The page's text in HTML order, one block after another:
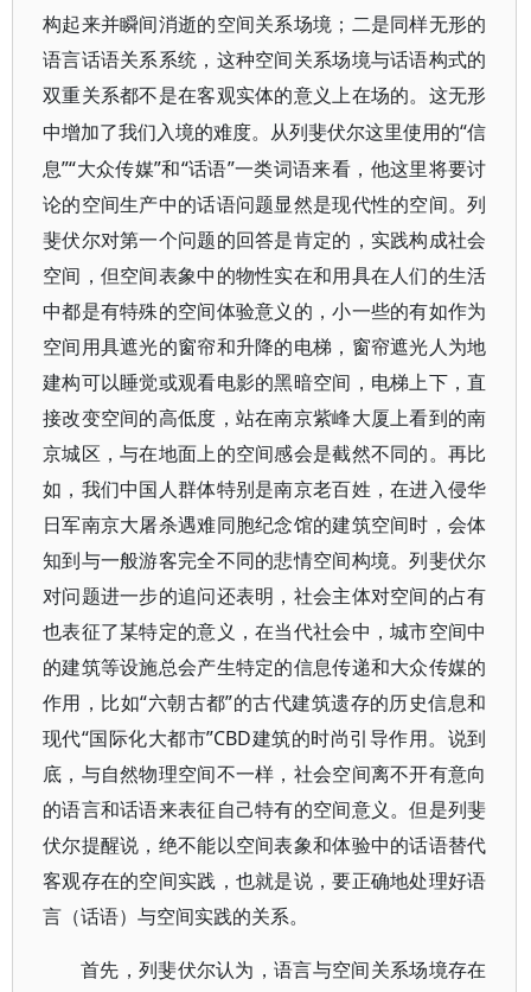
构起来并瞬间消逝的空间关系场境；二是同样无形的
语言话语关系系统，这种空间关系场境与话语构式的
双重关系都不是在客观实体的意义上在场的。这无形
中增加了我们入境的难度。从列斐伏尔这里使用的“信
息”“大众传媒”和“话语”一类词语来看，他这里将要讨
论的空间生产中的话语问题显然是现代性的空间。列
斐伏尔对第一个问题的回答是肯定的，实践构成社会
空间，但空间表象中的物性实在和用具在人们的生活
中都是有特殊的空间体验意义的，小一些的有如作为
空间用具遮光的窗帘和升降的电梯，窗帘遮光人为地
建构可以睡觉或观看电影的黑暗空间，电梯上下，直
接改变空间的高低度，站在南京紫峰大厦上看到的南
京城区，与在地面上的空间感会是截然不同的。再比
如，我们中国人群体特别是南京老百姓，在进入侵华
日军南京大屠杀遇难同胞纪念馆的建筑空间时，会体
知到与一般游客完全不同的悲情空间构境。列斐伏尔
对问题进一步的追问还表明，社会主体对空间的占有
也表征了某特定的意义，在当代社会中，城市空间中
的建筑等设施总会产生特定的信息传递和大众传媒的
作用，比如“六朝古都”的古代建筑遗存的历史信息和
现代“国际化大都市”CBD建筑的时尚引导作用。说到
底，与自然物理空间不一样，社会空间离不开有意向
的语言和话语来表征自己特有的空间意义。但是列斐
伏尔提醒说，绝不能以空间表象和体验中的话语替代
客观存在的空间实践，也就是说，要正确地处理好语
言（话语）与空间实践的关系。
首先，列斐伏尔认为，语言与空间关系场境存在